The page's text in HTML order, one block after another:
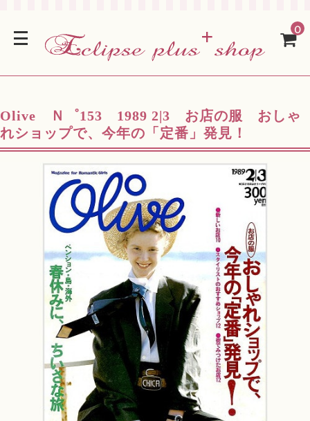
0
Olive Ｎ゜153 1989 2|3 お店の服 おしゃ
れショップで、今年の「定番」発見！